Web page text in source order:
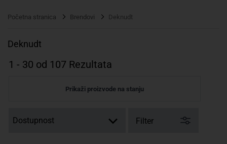
riječ,
EAN
serijski
Početna stranica Brendovi Deknudt
Deknudt
1 - 30 od 107 Rezultata
Prikaži proizvode na stanju
Filter